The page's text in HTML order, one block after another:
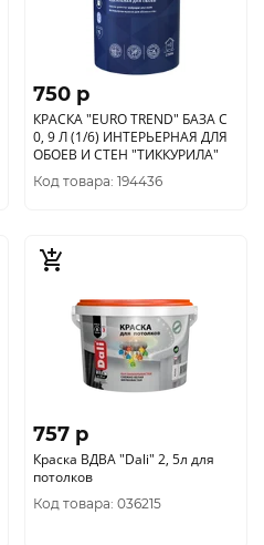
750 p
КРАСКА "EURO TREND" БАЗА С
0, 9 Л (1/6) ИНТЕРЬЕРНАЯ ДЛЯ
ОБОЕВ И СТЕН "ТИККУРИЛА"
Код товара: 194436
757 p
Краска ВДВА "Dаli" 2, 5л для
потолков
Код товара: 036215